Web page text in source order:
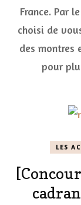
France. Par
choisi de
des montres
pour
LES